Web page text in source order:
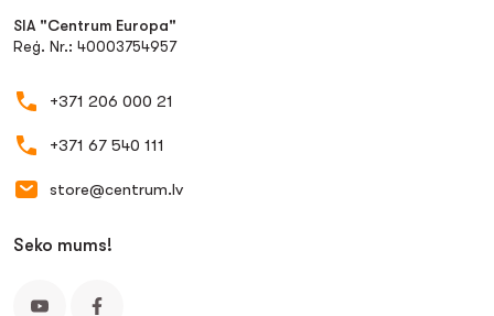
SIA "Centrum Europa"
Reģ. Nr.: 40003754957
+371 206 000 21
+371 67 540 111
store@centrum.lv
Seko mums!